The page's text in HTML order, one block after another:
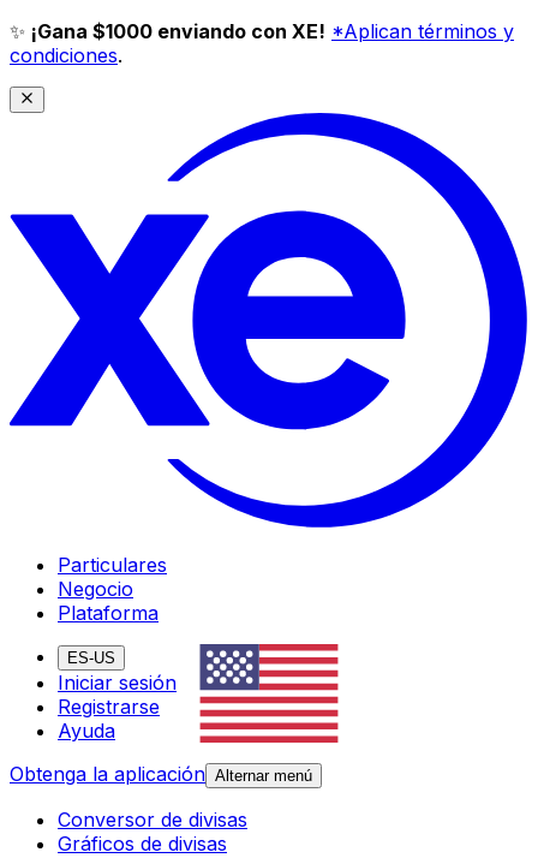
✨ ¡Gana $1000 enviando con XE! *Aplican términos y
condiciones.
Particulares
Negocio
Plataforma
ES-US
Iniciar sesión
Registrarse
Ayuda
Obtenga la aplicación Alternar menú
Conversor de divisas
Gráficos de divisas